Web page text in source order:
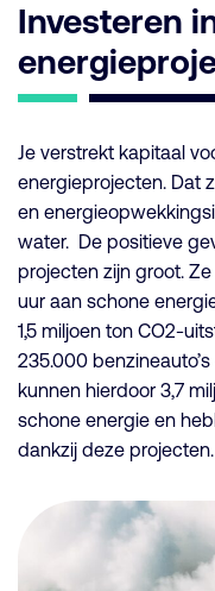
Investeren
Je verstrekt kapitaal
energieprojecten. Dat
en
water. De positieve
projecten zijn groot.
uur aan schone
1,5 miljoen ton CO2-
235.000
kunnen hierdoor 3,7
schone energie en
dankzij deze projecten.